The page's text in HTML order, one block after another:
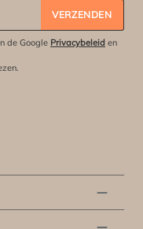
VERZENDEN
de Google Privacybeleid en